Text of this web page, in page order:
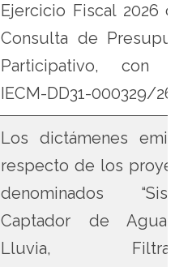
Ejercicio Fiscal 2026 de
Consulta de
Participativo, con
IECM-DD31-000329/26.
Los dictámenes
respecto de los
denominados
Captador de Agua
Lluvia,